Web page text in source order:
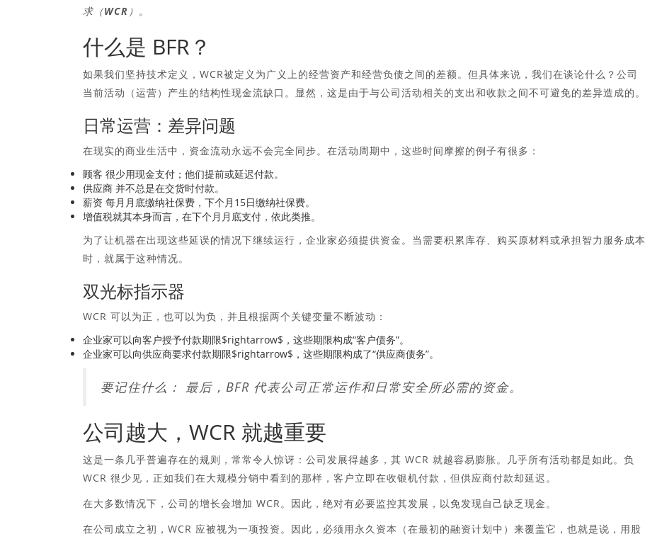
求（WCR）。
什么是 BFR？
如果我们坚持技术定义，WCR被定义为广义上的经营资产和经营负债之间的差额。但具体来说，我们在谈论什么？公司
当前活动（运营）产生的结构性现金流缺口。显然，这是由于与公司活动相关的支出和收款之间不可避免的差异造成的。
日常运营：差异问题
在现实的商业生活中，资金流动永远不会完全同步。在活动周期中，这些时间摩擦的例子有很多：
顾客 很少用现金支付；他们提前或延迟付款。
供应商 并不总是在交货时付款。
薪资 每月月底缴纳社保费，下个月15日缴纳社保费。
增值税就其本身而言，在下个月月底支付，依此类推。
为了让机器在出现这些延误的情况下继续运行，企业家必须提供资金。当需要积累库存、购买原材料或承担智力服务成本
时，就属于这种情况。
双光标指示器
WCR 可以为正，也可以为负，并且根据两个关键变量不断波动：
企业家可以向客户授予付款期限$rightarrow$，这些期限构成“客户债务”。
企业家可以向供应商要求付款期限$rightarrow$，这些期限构成了“供应商债务”。
要记住什么： 最后，BFR 代表公司正常运作和日常安全所必需的资金。
公司越大，WCR 就越重要
这是一条几乎普遍存在的规则，常常令人惊讶：公司发展得越多，其 WCR 就越容易膨胀。几乎所有活动都是如此。负
WCR 很少见，正如我们在大规模分销中看到的那样，客户立即在收银机付款，但供应商付款却延迟。
在大多数情况下，公司的增长会增加 WCR。因此，绝对有必要监控其发展，以免发现自己缺乏现金。
在公司成立之初，WCR 应被视为一项投资。因此，必须用永久资本（在最初的融资计划中）来覆盖它，也就是说，用股